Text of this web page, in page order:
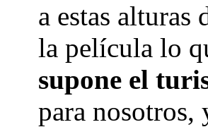
a estas alturas
la película lo
supone el
para nosotros,